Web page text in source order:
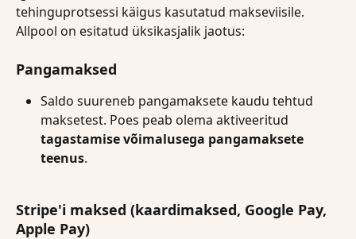
tehinguprotsessi käigus kasutatud makseviisile.
Allpool on esitatud üksikasjalik jaotus:
Pangamaksed
Saldo suureneb pangamaksete kaudu tehtud
maksetest. Poes peab olema aktiveeritud
tagastamise võimalusega pangamaksete
teenus.
Stripe'i maksed (kaardimaksed, Google Pay,
Apple Pay)